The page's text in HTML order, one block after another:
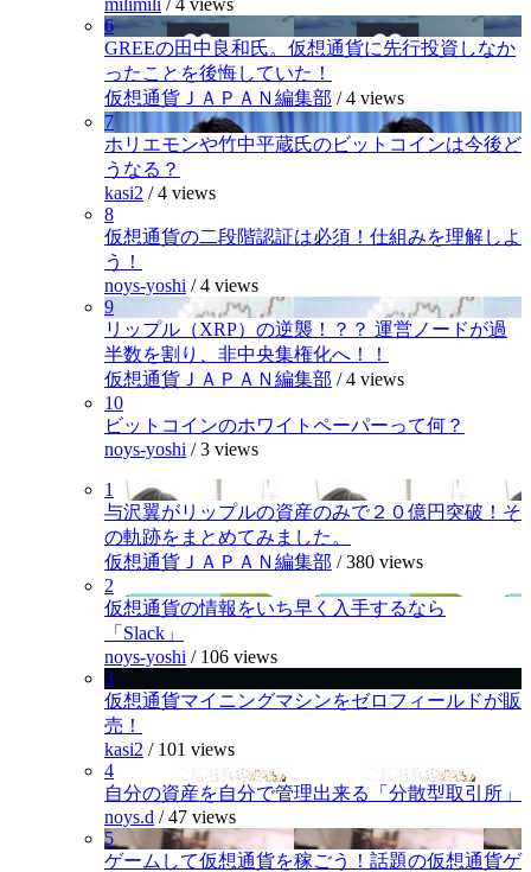
6
GREEの田中良和氏。仮想通貨に先行投資しなか
ったことを後悔していた！
仮想通貨ＪＡＰＡＮ編集部 /4 views
7
ホリエモンや竹中平蔵氏のビットコインは今後ど
うなる？
kasi2 /4 views
8
仮想通貨の二段階認証は必須！仕組みを理解しよ
う！
noys-yoshi /4 views
9
リップル（XRP）の逆襲！？？ 運営ノードが過
半数を割り、非中央集権化へ！！
仮想通貨ＪＡＰＡＮ編集部 /4 views
10
ビットコインのホワイトペーパーって何？
noys-yoshi /3 views
1
与沢翼がリップルの資産のみで２０億円突破！そ
の軌跡をまとめてみました。
仮想通貨ＪＡＰＡＮ編集部 /380 views
2
仮想通貨の情報をいち早く入手するなら
「Slack」
noys-yoshi / 106 views
3
仮想通貨マイニングマシンをゼロフィールドが販
売！
kasi2 / 101 views
4
自分の資産を自分で管理出来る「分散型取引所」
noys.d /47 views
5
ゲームして仮想通貨を稼ごう！話題の仮想通貨ゲ